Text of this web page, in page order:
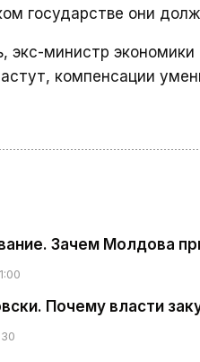
государстве они
экс-министр
компенсации
Зачем Молдова
Почему власти